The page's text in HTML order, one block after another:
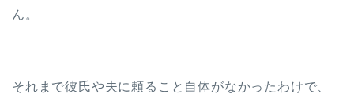
ん。
それまで彼氏や夫に頼ること自体がなかったわけで、